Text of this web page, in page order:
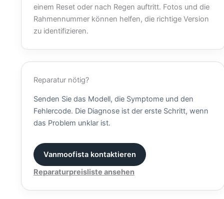
einem Reset oder nach Regen auftritt. Fotos und die
Rahmennummer können helfen, die richtige Version
zu identifizieren.
Reparatur nötig?
Senden Sie das Modell, die Symptome und den
Fehlercode. Die Diagnose ist der erste Schritt, wenn
das Problem unklar ist.
Vanmoofista kontaktieren
Reparaturpreisliste ansehen